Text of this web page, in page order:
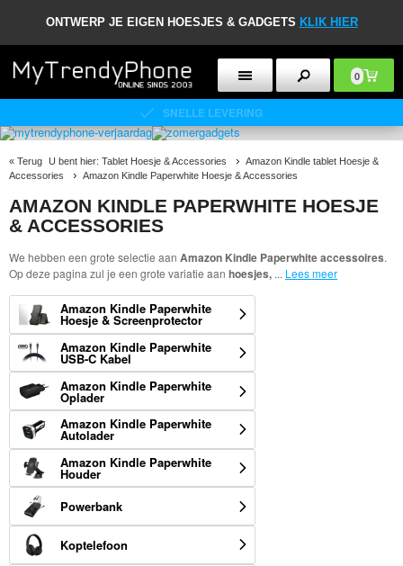
ONTWERP JE EIGEN HOESJES & GADGETS KLIK HIER
0
« Terug U bent hier: Tablet Hoesje & Accessories
Amazon Kindle tablet Hoesje &
Accessories
Amazon Kindle Paperwhite Hoesje & Accessories
AMAZON KINDLE PAPERWHITE HOESJE
& ACCESSORIES
We hebben een grote selectie aan Amazon Kindle Paperwhite accessoires.
Op deze pagina zul je een grote variatie aan hoesjes, ... Lees meer
Amazon Kindle Paperwhite
Hoesje & Screenprotector
Amazon Kindle Paperwhite
USB-C Kabel
Amazon Kindle Paperwhite
Oplader
Amazon Kindle Paperwhite
Autolader
Amazon Kindle Paperwhite
Houder
Powerbank
Koptelefoon